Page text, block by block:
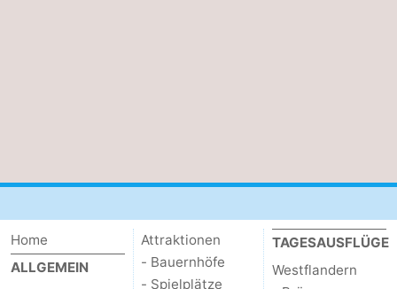
Home
ALLGEMEIN
Attraktionen
- Bauernhöfe
- Spielplätze
TAGESAUSFLÜGE
Westflandern